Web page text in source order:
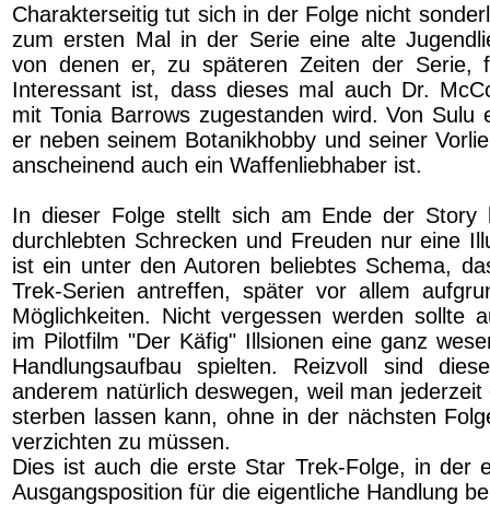
Charakterseitig tut sich in der Folge nicht
zum ersten Mal in der Serie eine alte
von denen er, zu späteren Zeiten der Serie,
Interessant ist, dass dieses mal auch Dr.
mit Tonia Barrows zugestanden wird. Von Sulu
er neben seinem Botanikhobby und seiner
anscheinend auch ein Waffenliebhaber ist.
In dieser Folge stellt sich am Ende der Story
durchlebten Schrecken und Freuden nur eine
ist ein unter den Autoren beliebtes Schema,
Trek-Serien antreffen, später vor allem
Möglichkeiten. Nicht vergessen werden sollte
im Pilotfilm "Der Käfig" Illsionen eine ganz
Handlungsaufbau spielten. Reizvoll sind
anderem natürlich deswegen, weil man
sterben lassen kann, ohne in der nächsten
verzichten zu müssen.
Dies ist auch die erste Star Trek-Folge, in der
Ausgangsposition für die eigentliche Handlung